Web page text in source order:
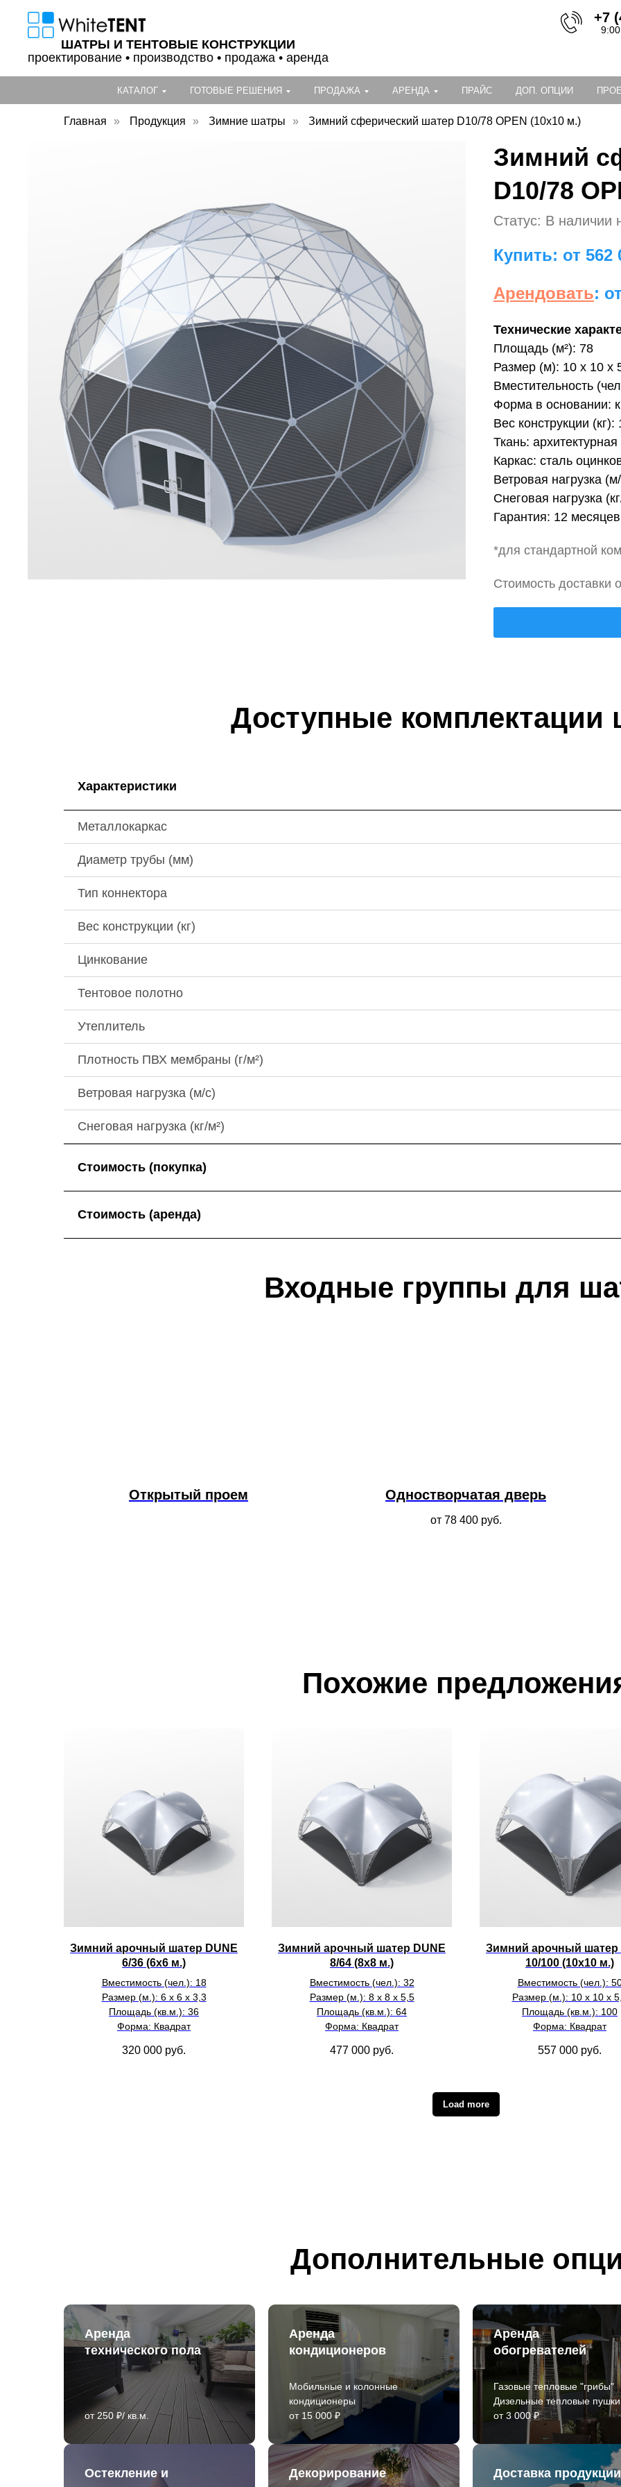
ШАТРЫ И ТЕНТОВЫЕ КОНСТРУКЦИИ
проектирование • производство • продажа • аренда
+7
КАТАЛОГ ГОТОВЫЕ РЕШЕНИЯ ПРОДАЖА АРЕНДА ПРАЙС ДОП. ОПЦИИ
Главная » Продукция » Зимние шатры » Зимний сферический шатер D10/78 OPEN (10х10 м.)
Зимний
D10/78
Статус: В наличии
Купить: от 562
Арендовать:
Технические
Площадь (м²): 78
Размер (м): 10 х 10 х
Вместительность
Форма в основании:
Вес конструкции (кг):
Ткань:
Каркас: сталь
Ветровая нагрузка
Снеговая нагрузка
Гарантия: 12 месяцев
*для стандартной
Стоимость доставки
Доступные комплектации
Характеристики
Металлокаркас
Диаметр трубы (мм)
Тип коннектора
Вес конструкции (кг)
Цинкование
Тентовое полотно
Утеплитель
Плотность ПВХ мембраны (г/м²)
Ветровая нагрузка (м/с)
Снеговая нагрузка (кг/м²)
Стоимость (покупка)
Стоимость (аренда)
Входные группы для
Открытый проем Одностворчатая дверь
от 78 400 руб.
Похожие
Зимний арочный шатер DUNE
6/36 (6х6 м.)
Вместимость (чел.): 18
Размер (м.): 6 х 6 х 3,3
Площадь (кв.м.): 36
Форма: Квадрат
320 000 руб.
Зимний арочный шатер DUNE
8/64 (8х8 м.)
Вместимость (чел.): 32
Размер (м.): 8 х 8 х 5,5
Площадь (кв.м.): 64
Форма: Квадрат
477 000 руб.
Зимний арочный шатер
10/100 (10х10 м.)
Вместимость (чел.):
Размер (м.): 10 х 10 х
Площадь (кв.м.): 100
Форма: Квадрат
557 000 руб.
Load more
Дополнительные
Аренда
технического пола
от 250 ₽/ кв.м.
Аренда
кондиционеров
Мобильные и колонные
кондиционеры
от 15 000 ₽
Аренда
обогревателей
Газовые тепловые "грибы"
Дизельные тепловые пушки
от 3 000 ₽
Остекление и
Декорирование Доставка продукции